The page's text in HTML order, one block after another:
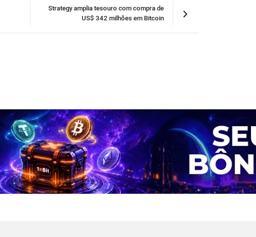
Strategy amplia tesouro com compra de
US$ 342 milhões em Bitcoin